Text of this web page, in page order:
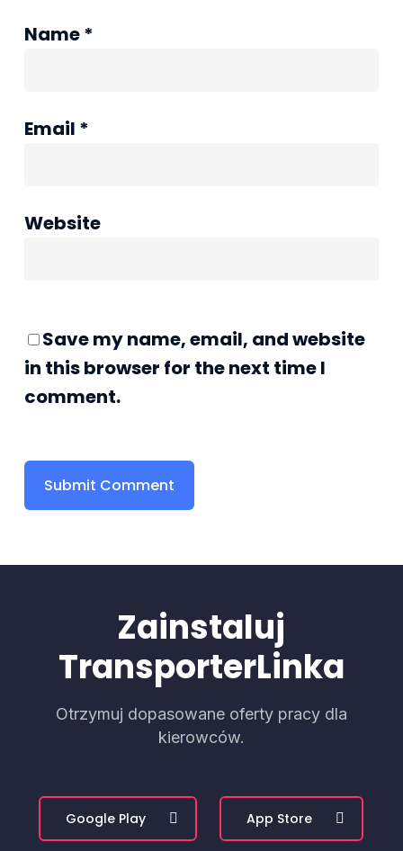
Name*
Email *
Website
Save my name, email, and website
in this browser for the next time I
comment.
Zainstaluj
TransporterLinka
Otrzymuj dopasowane oferty pracy dla
kierowców.
Google Play App Store